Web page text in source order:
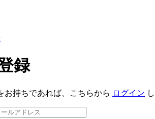
録
お持ちであれば、こちらから ログイン